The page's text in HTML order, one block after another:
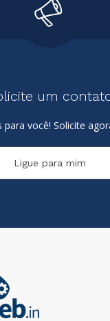
um
para você! Solicite
Ligue para mim